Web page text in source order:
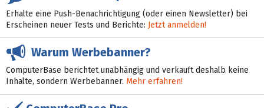
Erhalte eine Push-Benachrichtigung (oder einen Newsletter) bei
Erscheinen neuer Tests und Berichte: Jetzt anmelden!
Warum Werbebanner?
ComputerBase berichtet unabhängig und verkauft deshalb keine
Inhalte, sondern Werbebanner. Mehr erfahren!